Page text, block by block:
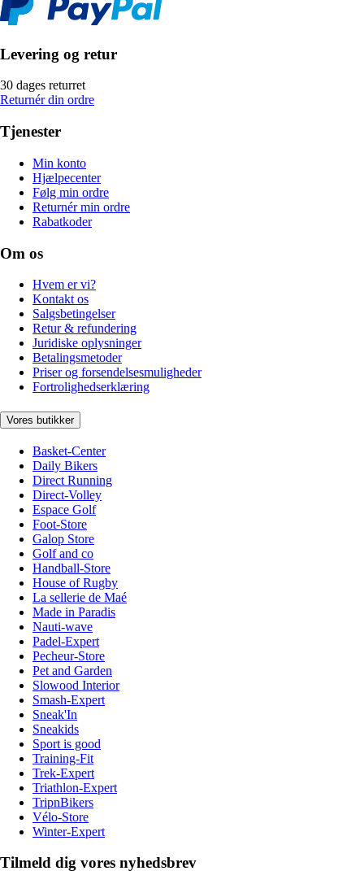
Levering og retur
30 dages returret
Returnér din ordre
Tjenester
Min konto
Hjælpecenter
Følg min ordre
Returnér min ordre
Rabatkoder
Om os
Hvem er vi?
Kontakt os
Salgsbetingelser
Retur & refundering
Juridiske oplysninger
Betalingsmetoder
Priser og forsendelsesmuligheder
Fortrolighedserklæring
Vores butikker
Basket-Center
Daily Bikers
Direct Running
Direct-Volley
Espace Golf
Foot-Store
Galop Store
Golf and co
Handball-Store
House of Rugby
La sellerie de Maé
Made in Paradis
Nauti-wave
Padel-Expert
Pecheur-Store
Pet and Garden
Slowood Interior
Smash-Expert
Sneak'In
Sneakids
Sport is good
Training-Fit
Trek-Expert
Triathlon-Expert
TripnBikers
Vélo-Store
Winter-Expert
Tilmeld dig vores nyhedsbrev